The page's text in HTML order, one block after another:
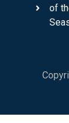
of